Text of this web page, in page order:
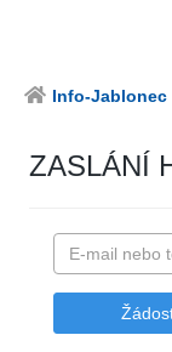
Info-Jablonec
ZASLÁNÍ